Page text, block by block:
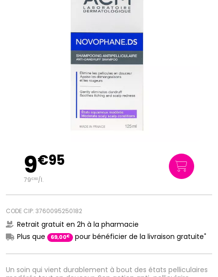
Un soin qui vient durablement à bout des états pelliculaires
9€95
79€60/l.
CODE CIP: 3760095250182
Retrait gratuit en 2h à la pharmacie
Plus que
69,00€ pour bénéficier de la livraison gratuite*